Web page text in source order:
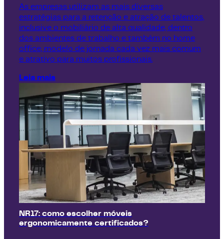
As empresas utilizam as mais diversas
estratégias para a retenção e atração de talentos,
inclusive o mobiliário de alta qualidade, dentro
dos ambientes de trabalho e também no home
office, modelo de jornada cada vez mais comum
e atrativo para muitos profissionais.
Leia mais
NR17: como escolher móveis
ergonomicamente certificados?